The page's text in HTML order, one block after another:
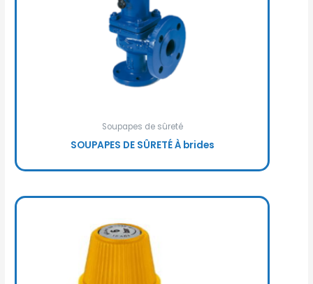
Soupapes de sûreté
SOUPAPES DE SÛRETÉ À brides